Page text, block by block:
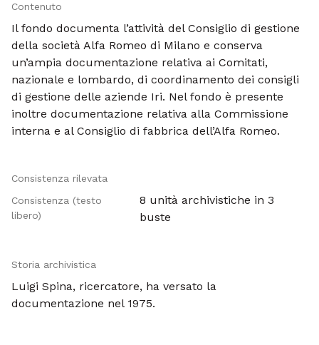
Contenuto
Il fondo documenta l’attività del Consiglio di gestione
della società Alfa Romeo di Milano e conserva
un’ampia documentazione relativa ai Comitati,
nazionale e lombardo, di coordinamento dei consigli
di gestione delle aziende Iri. Nel fondo è presente
inoltre documentazione relativa alla Commissione
interna e al Consiglio di fabbrica dell’Alfa Romeo.
Consistenza rilevata
Consistenza (testo
libero)
8 unità archivistiche in 3
buste
Storia archivistica
Luigi Spina, ricercatore, ha versato la
documentazione nel 1975.